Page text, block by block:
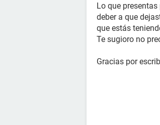
Lo que
deber a que
que estás
Te sugioro no
Gracias por